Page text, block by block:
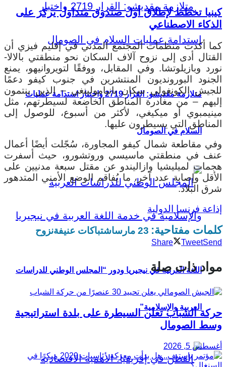
متلازمة مقديشو: القرار 2719 واختبار استدامة عمليات
السلام في الصومال
اللغة العربية في نيجيريا ودور “المجلس الوطني للدراسات
العربية والإسلامية”
كينيا تخطط لإطلاق أول صندوق متداول يركز على
الذكاء الاصطناعي
كما أكدت منظمات المجتمع المدني في إقليم فيزي أن
القتال أدى إلى نزوح آلاف السكان نحو منطقتي بالالا-
نورد وبازيلوتشا. وفي المقابل، ووفقًا لتويروانيهو، يمنع
الجنود البورونديون المنتشرين في جنوب كيفو دعمًا
للجيش الكونغولي سكان بانيامولينغي – الذين ينتمون
إليهم – من مغادرة المناطق الخاضعة لسيطرتهم، مثل
مينيمبوي أو ميكيغي، لأكثر من أسبوع، للوصول إلى
المناطق التي يسيطرون عليها.
وفي مقاطعة شمال كيفو المجاورة، سُجّلت أيضًا أعمال
عنف في منطقتي ماسيسي وروتشورو، حيث أسفرت
هجمات لميليشيا وازاليندو عن مقتل سبعة مدنيين على
الأقل وإصابة عدد آخر، ما يُفاقم الوضع الأمني المتدهور
شرق البلاد.
إذاعة فرنسا الدولية
كلمات مفتاحية: 23 مارس اشتباكات عنيفةنزوح
Share TweetSend
مواد ذات صلة
حركة الشباب تعلن السيطرة على بلدة استراتيجية
وسط الصومال
أغسطس 5, 2026